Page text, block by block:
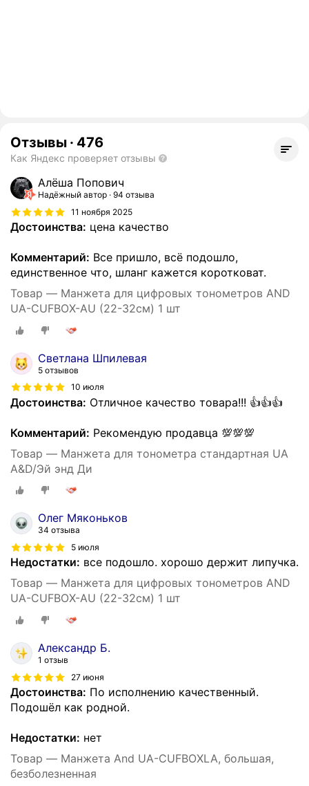
Отзывы · 476
Как Яндекс проверяет отзывы
Алёша Попович
Надёжный автор 94 отзыва
11 ноября 2025
Достоинства: цена качество
Комментарий: Все пришло, всё подошло,
единственное что, шланг кажется коротковат.
Товар — Манжета для цифровых тонометров AND
UA-CUFBOX-AU (22-32см) 1 шт
Светлана Шпилевая
5 отзывов
10 июля
Достоинства: Отличное качество товара!!! 👍👍👍
Комментарий: Рекомендую продавца 💯💯💯
Товар — Манжета для тонометра стандартная UA
A&D/Эй энд Ди
Олег Мяконьков
34 отзыва
5 июля
Недостатки: все подошло. хорошо держит липучка.
Товар — Манжета для цифровых тонометров AND
UA-CUFBOX-AU (22-32см) 1 шт
Александр Б.
1 отзыв
27 июня
Достоинства: По исполнению качественный.
Подошёл как родной.
Недостатки: нет
Товар — Манжета And UA-CUFBOXLA, большая,
безболезненная